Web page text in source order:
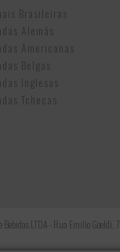
Brasileiras
Alemãs
Americanas
Belgas
Inglesas
Tchecas
LTDA - Rua Emilio